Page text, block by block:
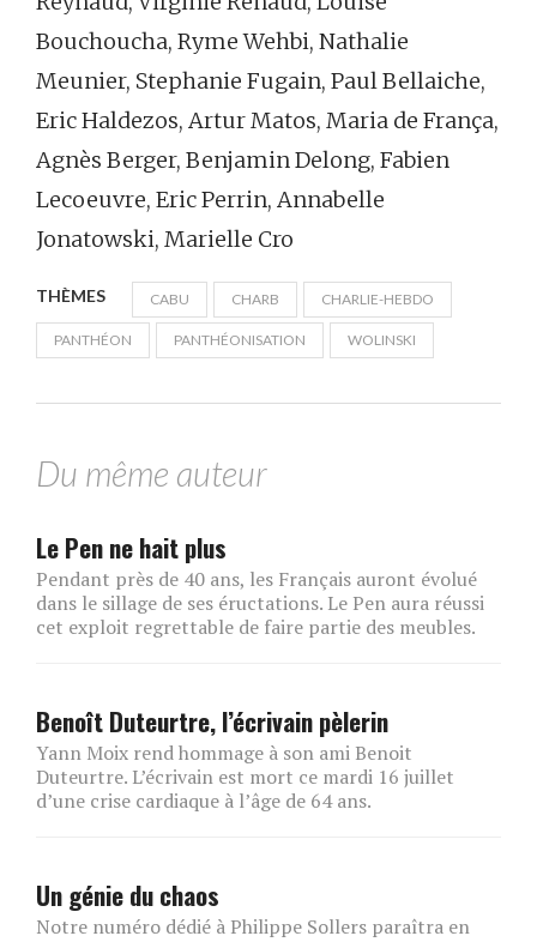
Bouchoucha, Ryme Wehbi, Nathalie
Meunier, Stephanie Fugain, Paul Bellaiche,
Eric Haldezos, Artur Matos, Maria de França,
Agnès Berger, Benjamin Delong, Fabien
Lecoeuvre, Eric Perrin, Annabelle
Jonatowski, Marielle Cro
THÈMES CABU CHARB CHARLIE-HEBDO
PANTHÉON PANTHÉONISATION WOLINSKI
Du même auteur
Le Pen ne hait plus
Pendant près de 40 ans, les Français auront évolué
dans le sillage de ses éructations. Le Pen aura réussi
cet exploit regrettable de faire partie des meubles.
Benoît Duteurtre, l’écrivain pèlerin
Yann Moix rend hommage à son ami Benoit
Duteurtre. L’écrivain est mort ce mardi 16 juillet
d’une crise cardiaque à l’âge de 64 ans.
Un génie du chaos
Notre numéro dédié à Philippe Sollers paraîtra en